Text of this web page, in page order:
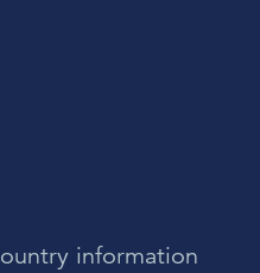
information